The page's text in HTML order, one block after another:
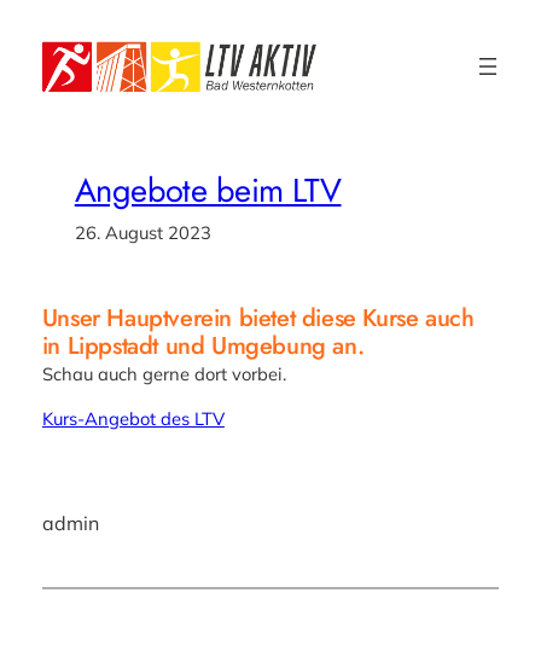
Inhalt
springen
Angebote beim LTV
26. August 2023
Unser Hauptverein bietet diese Kurse auch
in Lippstadt und Umgebung an.
Schau auch gerne dort vorbei.
Kurs-Angebot des LTV
admin